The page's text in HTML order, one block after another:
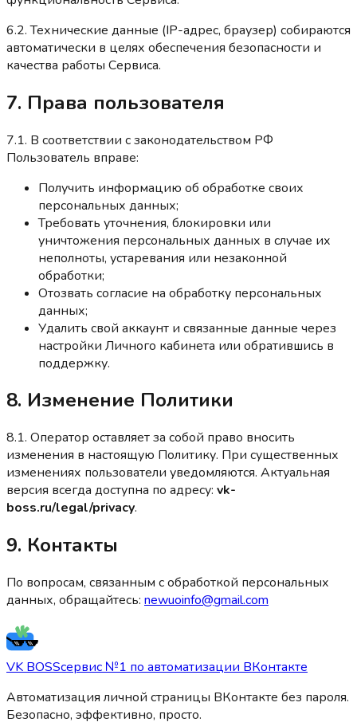
6.2. Технические данные (IP-адрес, браузер) собираются
автоматически в целях обеспечения безопасности и
качества работы Сервиса.
7. Права пользователя
7.1. В соответствии с законодательством РФ
Пользователь вправе:
Получить информацию об обработке своих
персональных данных;
Требовать уточнения, блокировки или
уничтожения персональных данных в случае их
неполноты, устаревания или незаконной
обработки;
Отозвать согласие на обработку персональных
данных;
Удалить свой аккаунт и связанные данные через
настройки Личного кабинета или обратившись в
поддержку.
8. Изменение Политики
8.1. Оператор оставляет за собой право вносить
изменения в настоящую Политику. При существенных
изменениях пользователи уведомляются. Актуальная
версия всегда доступна по адресу: vk-
boss.ru/legal/privacy.
9. Контакты
По вопросам, связанным с обработкой персональных
данных, обращайтесь: newuoinfo@gmail.com
VK BOSSсервис №1 по автоматизации ВКонтакте
Автоматизация личной страницы ВКонтакте без пароля.
Безопасно, эффективно, просто.